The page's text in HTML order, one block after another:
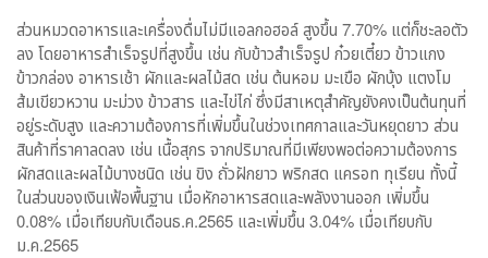
ส่วนหมวดอาหารและเครื่องดื่มไม่มีแอลกอฮอล์ สูงขึ้น 7.70% แต่ก็ชะลอตัว
ลง โดยอาหารสำเร็จรูปที่สูงขึ้น เช่น กับข้าวสำเร็จรูป ก๋วยเตี๋ยว ข้าวแกง
ข้าวกล่อง อาหารเช้า ผักและผลไม้สด เช่น ต้นหอม มะเขือ ผักบุ้ง แตงโม
ส้มเขียวหวาน มะม่วง ข้าวสาร และไข่ไก่ ซึ่งมีสาเหตุสำคัญยังคงเป็นต้นทุนที่
อยู่ระดับสูง และความต้องการที่เพิ่มขึ้นในช่วงเทศกาลและวันหยุดยาว ส่วน
สินค้าที่ราคาลดลง เช่น เนื้อสุกร จากปริมาณที่มีเพียงพอต่อความต้องการ
ผักสดและผลไม้บางชนิด เช่น ขิง ถั่วฝักยาว พริกสด แครอท ทุเรียน ทั้งนี้
ในส่วนของเงินเฟ้อพื้นฐาน เมื่อหักอาหารสดและพลังงานออก เพิ่มขึ้น
0.08% เมื่อเทียบกับเดือนธ.ค.2565 และเพิ่มขึ้น 3.04% เมื่อเทียบกับ
ม.ค.2565